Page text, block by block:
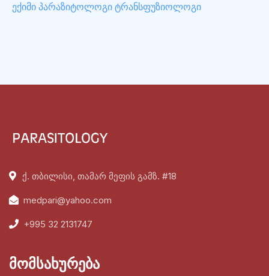
ექიმი პარაზიტოლოგი ტრანსფუზიოლოგი
ქ. თბილისი, თამარ მეფის გამზ. #18
medpari@yahoo.com
+995 32 2131747
მომსახურება